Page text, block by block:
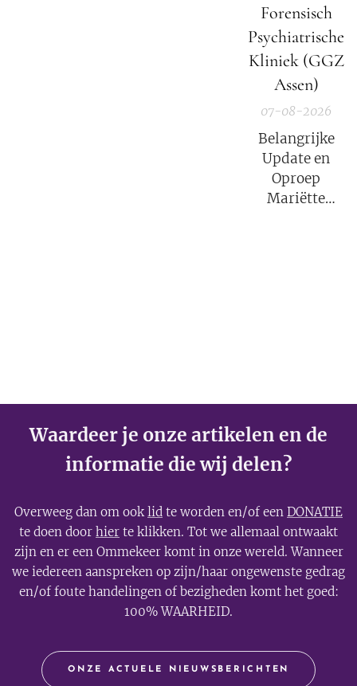
Forensisch
Psychiatrische
Kliniek (GGZ
Assen)
07-08-2026
Belangrijke
Update en
Oproep
Mariëtte
Waardeer je onze artikelen en de
informatie die wij delen?
Overweeg dan om ooklid te worden en/of een DONATIE
te doen door hier te klikken. Tot we allemaal ontwaakt
zijn en er een Ommekeer komt in onze wereld. Wanneer
we iedereen aanspreken op zijn/haar ongewenste gedrag
en/of foute handelingen of bezigheden komt het goed:
100% WAARHEID.
ONZE ACTUELE NIEUWSBERICHTEN